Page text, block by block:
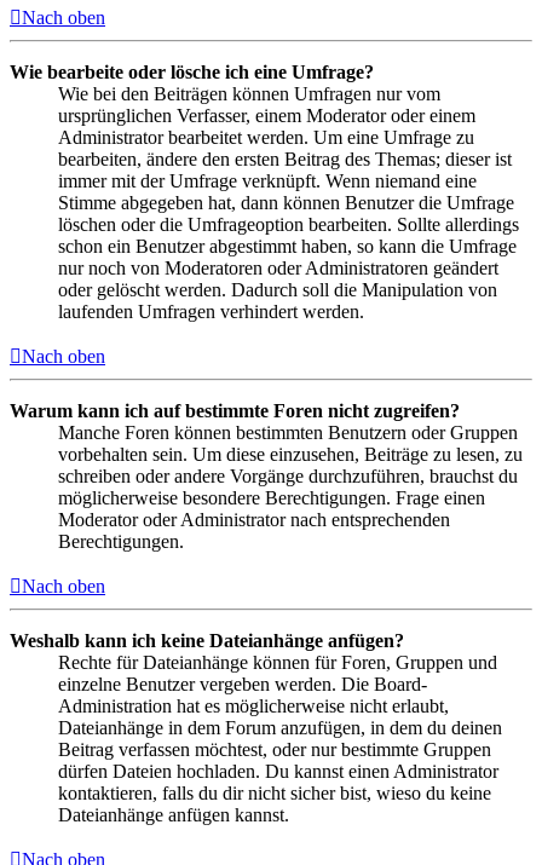
Nach oben
Wie bearbeite oder lösche ich eine Umfrage?
Wie bei den Beiträgen können Umfragen nur vom
ursprünglichen Verfasser, einem Moderator oder einem
Administrator bearbeitet werden. Um eine Umfrage zu
bearbeiten, ändere den ersten Beitrag des Themas; dieser ist
immer mit der Umfrage verknüpft. Wenn niemand eine
Stimme abgegeben hat, dann können Benutzer die Umfrage
löschen oder die Umfrageoption bearbeiten. Sollte allerdings
schon ein Benutzer abgestimmt haben, so kann die Umfrage
nur noch von Moderatoren oder Administratoren geändert
oder gelöscht werden. Dadurch soll die Manipulation von
laufenden Umfragen verhindert werden.
Nach oben
Warum kann ich auf bestimmte Foren nicht zugreifen?
Manche Foren können bestimmten Benutzern oder Gruppen
vorbehalten sein. Um diese einzusehen, Beiträge zu lesen, zu
schreiben oder andere Vorgänge durchzuführen, brauchst du
möglicherweise besondere Berechtigungen. Frage einen
Moderator oder Administrator nach entsprechenden
Berechtigungen.
Nach oben
Weshalb kann ich keine Dateianhänge anfügen?
Rechte für Dateianhänge können für Foren, Gruppen und
einzelne Benutzer vergeben werden. Die Board-
Administration hat es möglicherweise nicht erlaubt,
Dateianhänge in dem Forum anzufügen, in dem du deinen
Beitrag verfassen möchtest, oder nur bestimmte Gruppen
dürfen Dateien hochladen. Du kannst einen Administrator
kontaktieren, falls du dir nicht sicher bist, wieso du keine
Dateianhänge anfügen kannst.
Nach oben